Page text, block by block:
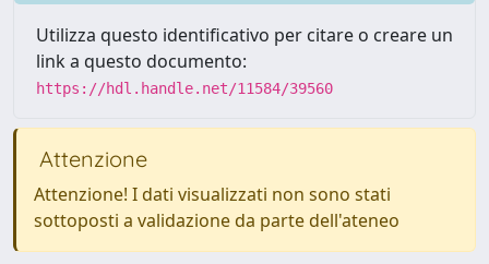
Utilizza questo identificativo per citare o creare un
link a questo documento:
https://hdl.handle.net/11584/39560
Attenzione
Attenzione! I dati visualizzati non sono stati
sottoposti a validazione da parte dell'ateneo